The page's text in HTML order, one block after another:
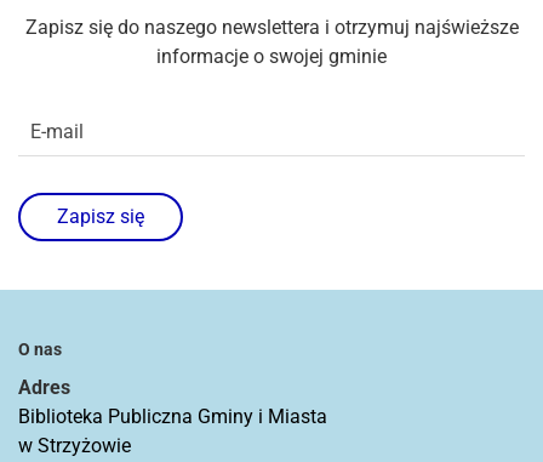
Zapisz się do naszego newslettera i otrzymuj najświeższe
informacje o swojej gminie
Zapisz się
O nas
Adres
Biblioteka Publiczna Gminy i Miasta
w Strzyżowie